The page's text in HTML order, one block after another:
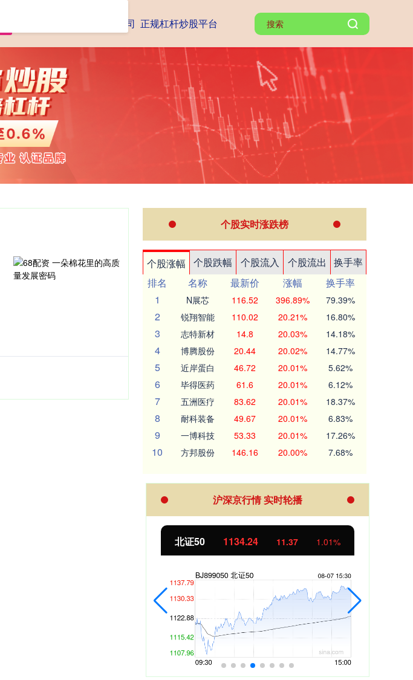
专业杠杆炒股公司 正规杠杆炒股平台
个股实时涨跌榜
个股涨幅 个股跌幅 个股流入 个股流出
换手率
排名
名称 最新价 涨幅
换手率
1
N展芯 116.52 396.89% 79.39%
2 锐翔智能 110.02 20.21% 16.80%
3 志特新材 14.8 20.03% 14.18%
4 博腾股份 20.44 20.02% 14.77%
5 近岸蛋白 46.72 20.01% 5.62%
6 毕得医药 61.6 20.01% 6.12%
7 五洲医疗 83.62 20.01% 18.37%
8 耐科装备 49.67 20.01% 6.83%
9 一博科技 53.33 20.01% 17.26%
10 方邦股份 146.16 20.00% 7.68%
沪深京行情 实时轮播
北证50 1134.24 11.37 1.01%